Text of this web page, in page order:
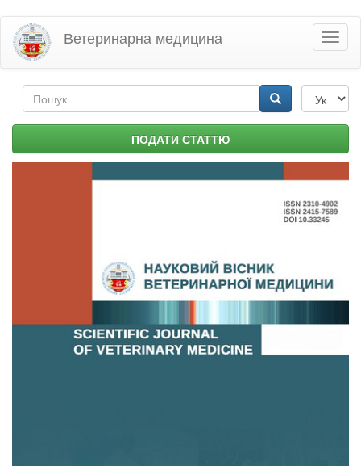
Перейти
основного
матеріалу
Ветеринарна медицина
Пошукова
форма ПОДАТИ СТАТТЮ